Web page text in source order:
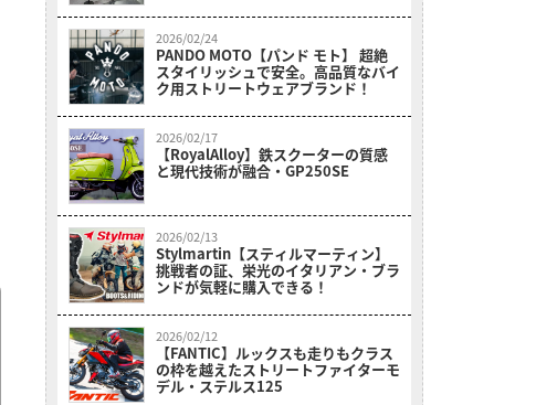
2026/02/24
PANDO MOTO【パンド モト】 超絶
スタイリッシュで安全。高品質なバイ
ク用ストリートウェアブランド！
2026/02/17
【RoyalAlloy】鉄スクーターの質感
と現代技術が融合・GP250SE
2026/02/13
Stylmartin【スティルマーティン】
挑戦者の証、栄光のイタリアン・ブラ
ンドが気軽に購入できる！
2026/02/12
【FANTIC】ルックスも走りもクラス
の枠を越えたストリートファイターモ
デル・ステルス125